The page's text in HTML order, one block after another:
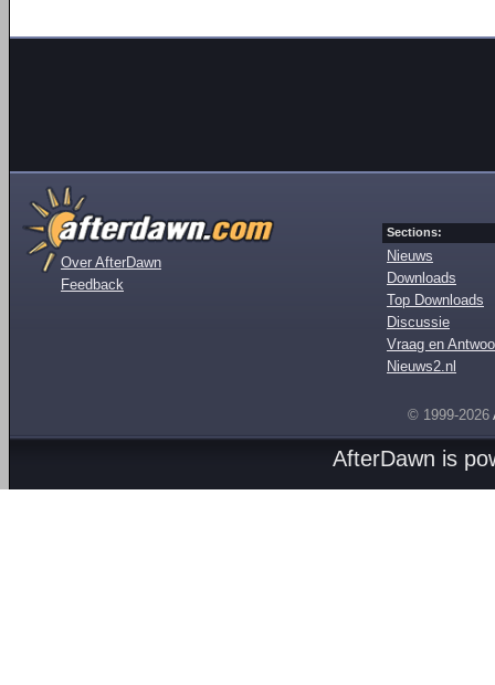
Over AfterDawn
Feedback
Sections:
Nieuws
Downloads
Top Downloads
Discussie
Vraag en
Nieuws2.nl
© 1999-2026
AfterDawn is